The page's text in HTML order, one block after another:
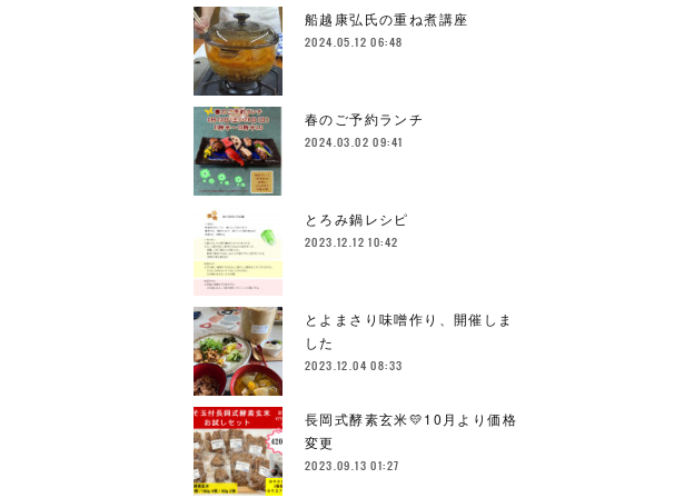
船越康弘氏の重ね煮講座
2024.05.12 06:48
春のご予約ランチ
2024.03.02 09:41
とろみ鍋レシピ
2023.12.12 10:42
とよまさり味噌作り、開催しま
した
2023.12.04 08:33
長岡式酵素玄米💛10月より価格
変更
2023.09.13 01:27